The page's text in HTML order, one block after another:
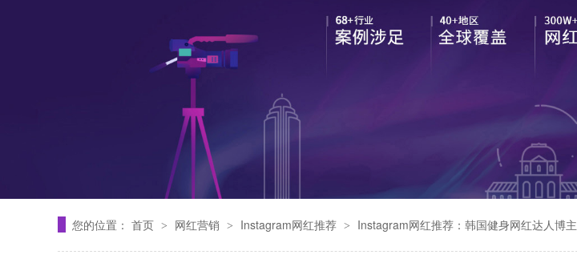
您的位置： 首页 > 网红营销 > Instagram网红推荐 > Instagram网红推荐：韩国健身网红达人博主